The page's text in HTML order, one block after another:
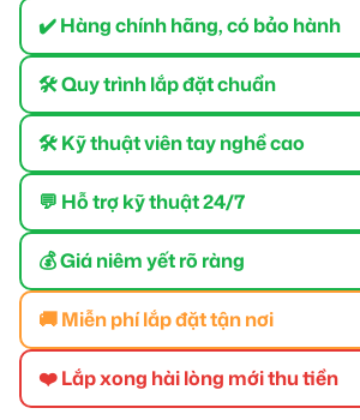
✔️ Hàng chính hãng, có bảo hành
🛠 Quy trình lắp đặt chuẩn
🛠 Kỹ thuật viên tay nghề cao
💬 Hỗ trợ kỹ thuật 24/7
💰 Giá niêm yết rõ ràng
🚚 Miễn phí lắp đặt tận nơi
❤️ Lắp xong hài lòng mới thu tiền